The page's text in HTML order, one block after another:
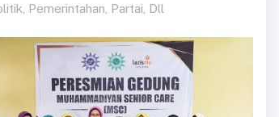
Pemerintahan, Partai, Dll